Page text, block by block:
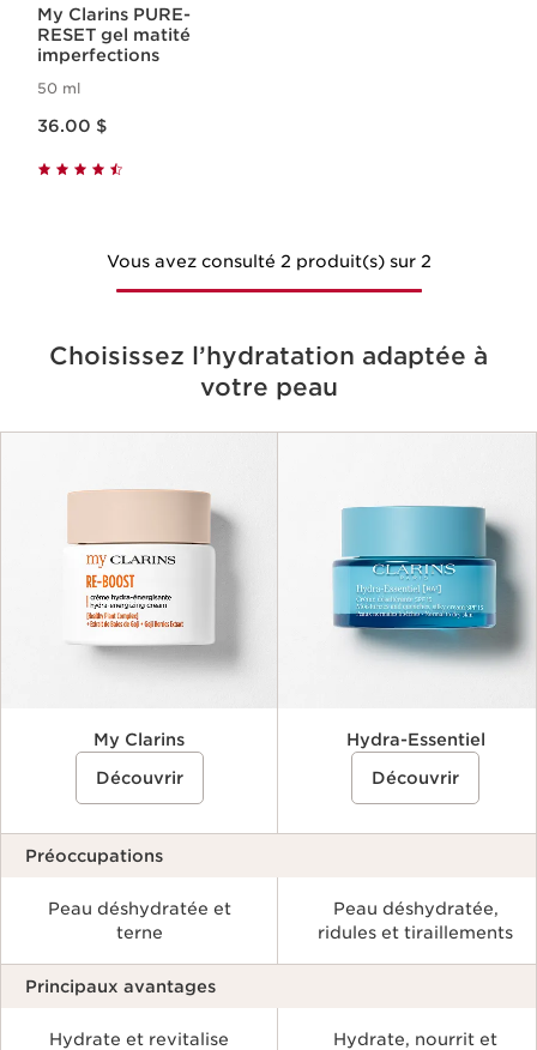
My Clarins PURE-
RESET gel matité
imperfections
50 ml
36.00 $
Vous avez consulté 2 produit(s) sur 2
Choisissez l’hydratation adaptée à
votre peau
My Clarins
Découvrir
Hydra-Essentiel
Découvrir
Préoccupations
Peau déshydratée et
terne
Peau déshydratée,
ridules et tiraillements
Principaux avantages
Hydrate et revitalise
Hydrate, nourrit et